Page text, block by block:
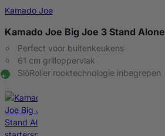
Kamado Joe
Kamado Joe Big Joe 3 Stand Alone
Perfect voor buitenkeukens
61 cm grilloppervlak
SlōRoller rooktechnologie inbegrepen